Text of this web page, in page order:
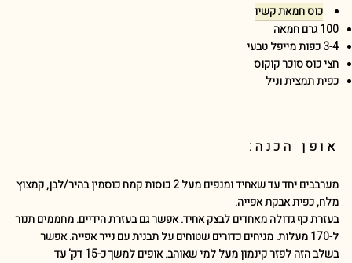
כוס חמאת קשיו
100 גרם חמאה
3-4 כפות מייפל טבעי
חצי כוס סוכר קוקוס
כפית תמצית וניל
אופן הכנה:
מערבבים יחד עד שאחיד ומנפים מעל 2 כוסות קמח כוסמין בהיר/לבן, קמצוץ
מלח, כפית אבקת אפייה.
בעזרת כף גדולה מאחדים לבצק אחיד. אפשר גם בעזרת הידיים. מחממים תנור
ל-170 מעלות. מניחים כדורים שטוחים על תבנית עם נייר אפייה. אפשר
בשלב הזה לפזר קינמון מעל למי שאוהב. אופים למשך כ-15 דק' עד